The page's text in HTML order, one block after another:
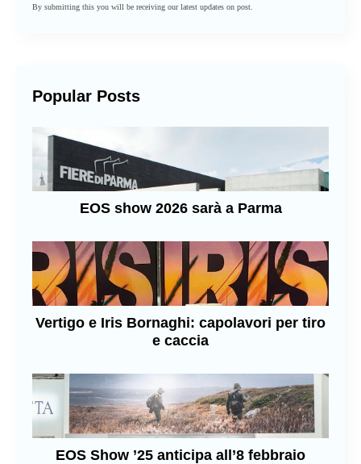
By submitting this you will be receiving our latest updates on post.
Popular Posts
EOS show 2026 sarà a Parma
Vertigo e Iris Bornaghi: capolavori per tiro
e caccia
EOS Show ’25 anticipa all’8 febbraio